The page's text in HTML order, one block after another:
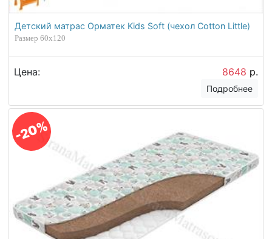
Детский матрас Орматек Kids Soft (чехол Cotton Little)
Размер 60х120
Цена: 8648 р.
Подробнее
-20%